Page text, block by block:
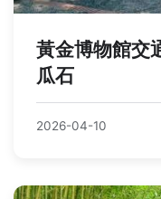
黃金博物館交
瓜石
2026-04-10